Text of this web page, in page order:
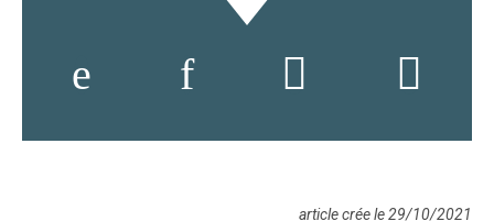
article crée le 29/10/2021